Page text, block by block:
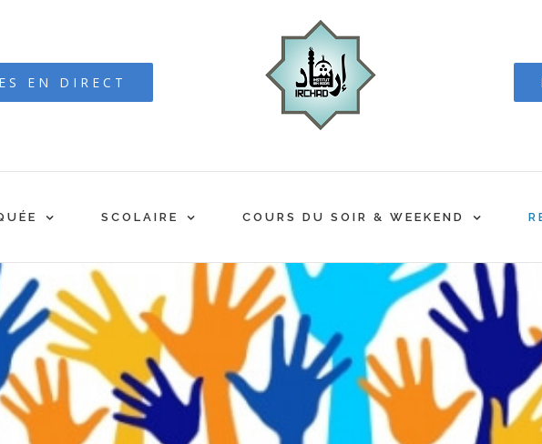
EN DIRECT
SCOLAIRE COURS DU SOIR & WEEKEND